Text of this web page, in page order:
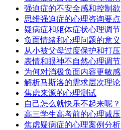
强迫症的不安全感和控制欲
思维强迫症的心理咨询要点
疑病症和躯体症状心理调节
负面情绪和心理问题的意义
从小被父母过度保护和打压
表情和眼神不自然心理调节
为何对消极负面内容更敏感
解析马斯洛的需求层次理论
焦虑来源的心理测试
自己怎么就快乐不起来呢？
高三学生高考前的心理减压
焦虑疑病症的心理案例分析